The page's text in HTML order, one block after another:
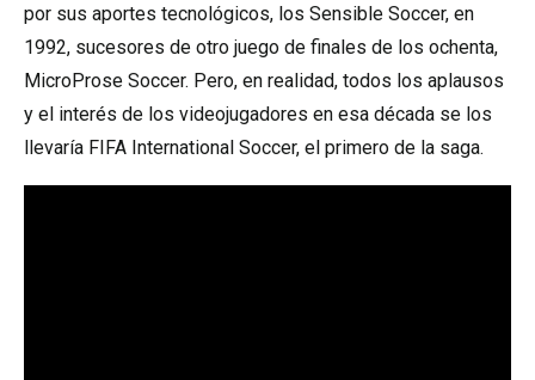
por sus aportes tecnológicos, los Sensible Soccer, en
1992, sucesores de otro juego de finales de los ochenta,
MicroProse Soccer. Pero, en realidad, todos los aplausos
y el interés de los videojugadores en esa década se los
llevaría FIFA International Soccer, el primero de la saga.